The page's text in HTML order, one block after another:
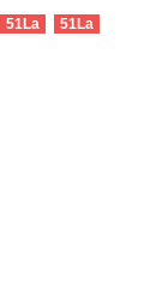
51La 51La